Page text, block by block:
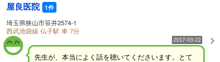
屋良医院 1件
埼玉県狭山市笹井2574-1
西武池袋線 仏子駅 車 7分
2017-03-22
先生が、本当によく話を聴いてくださいます。とて